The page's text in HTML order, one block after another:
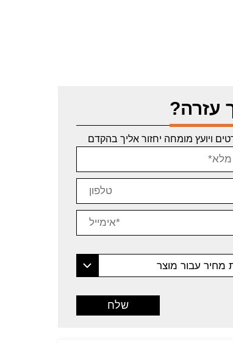
עזרה?
ויועץ מומחה יחזור אליך בהקדם
מחיר עבור מוצר